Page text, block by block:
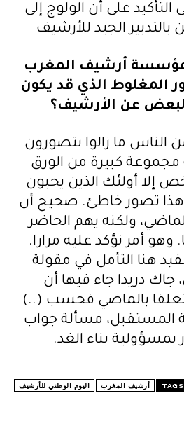
التأكيد على أن الولوج إلى
الجيد للأرشيف
أرشيف المغرب
المغلوط الذي قد يكون
عن الأرشيف؟
الناس ما زالوا يتصورون
مجموعة كبيرة من الورق
إلا أولئك الذين يحبون
وهذا تصور خاطئ. صحيح أن
ولكنه يهم الحاضر
أمر نؤكد عليه مرارا.
هنا التأمل في مقولة
جاك دريدا جاء فيها أن
بالماضي فحسب (..)
المستقبل، مسألة جواب
بناء الغد.
TAGS أرشيف المغرب اليوم الوطني للأرشيف